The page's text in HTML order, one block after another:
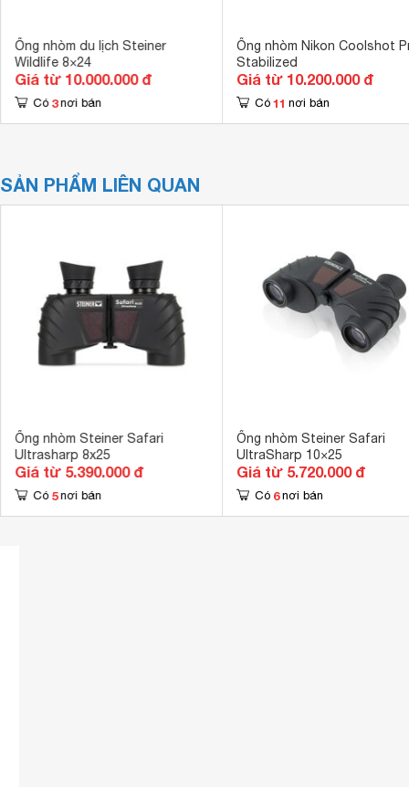
Ống nhòm du lịch Steiner
Wildlife 8×24
Giá từ 10.000.000 đ
Có 3 nơi bán
Ống nhòm Nikon Coolshot
Stabilized
Giá từ 10.200.000 đ
Có 11 nơi bán
SẢN PHẨM LIÊN QUAN
Ống nhòm Steiner Safari
Ultrasharp 8x25
Giá từ 5.390.000 đ
Có 5 nơi bán
Ống nhòm Steiner Safari
UltraSharp 10×25
Giá từ 5.720.000 đ
Có 6 nơi bán